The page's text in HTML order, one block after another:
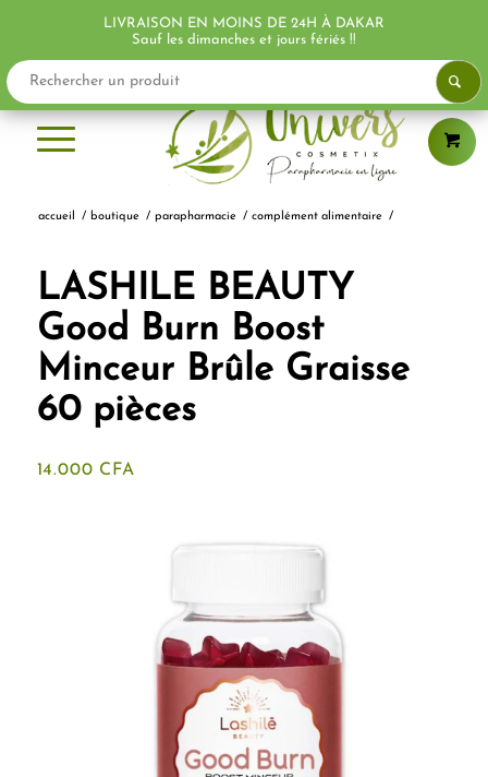
accueil / boutique / parapharmacie / complément alimentaire /
LASHILE BEAUTY
Good Burn Boost
Minceur Brûle Graisse
60 pièces
14.000 CFA
LIVRAISON EN MOINS DE 24H À DAKAR
Sauf les dimanches et jours fériés !!